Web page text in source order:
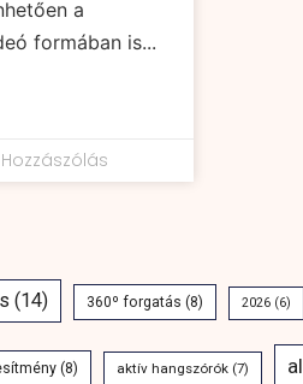
a
formában is...
(14) 360º forgatás (8) 2026 (6)
(8) aktív hangszórók (7)